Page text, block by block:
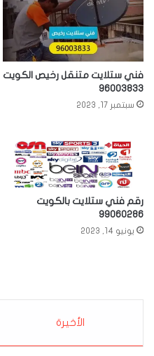
فني ستلايت متنقل رخيص الكويت
96003833
سبتمبر 17, 2023
رقم فني ستلايت بالكويت
99060286
يونيو 14, 2023
الأخيرة